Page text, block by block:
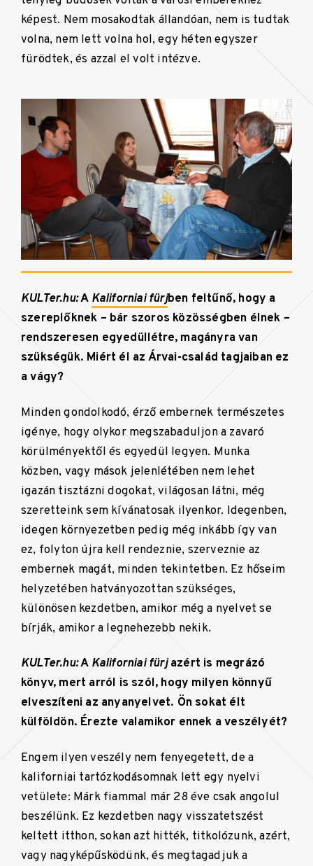
képest. Nem mosakodtak állandóan, nem is tudtak
volna, nem lett volna hol, egy héten egyszer
fürödtek, és azzal el volt intézve.
KULTer.hu:A Kaliforniai fürjben feltűnő, hogy a
szereplőknek – bár szoros közösségben élnek –
rendszeresen egyedüllétre, magányra van
szükségük. Miért él az Árvai-család tagjaiban ez
a vágy?
Minden gondolkodó, érző embernek természetes
igénye, hogy olykor megszabaduljon a zavaró
körülményektől és egyedül legyen. Munka
közben, vagy mások jelenlétében nem lehet
igazán tisztázni dogokat, világosan látni, még
szeretteink sem kívánatosak ilyenkor. Idegenben,
idegen környezetben pedig még inkább így van
ez, folyton újra kell rendeznie, szerveznie az
embernek magát, minden tekintetben. Ez hőseim
helyzetében hatványozottan szükséges,
különösen kezdetben, amikor még a nyelvet se
bírják, amikor a legnehezebb nekik.
KULTer.hu:A Kaliforniai fürjazért is megrázó
könyv, mert arról is szól, hogy milyen könnyű
elveszíteni az anyanyelvet. Ön sokat élt
külföldön. Érezte valamikor ennek a veszélyét?
Engem ilyen veszély nem fenyegetett, de a
kaliforniai tartózkodásomnak lett egy nyelvi
vetülete: Márk fiammal már 28 éve csak angolul
beszélünk. Ez kezdetben nagy visszatetszést
keltett itthon, sokan azt hitték, titkolózunk, azért,
vagy nagyképűsködünk, és megtagadjuk a